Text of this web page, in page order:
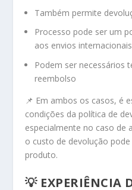
Também permite
Processo pode ser um
aos envios internacionais
Podem ser necessários
reembolso
📌 Em ambos os casos, é
condições da política de
especialmente no caso de
o custo de devolução
produto.
💡 EXPERIÊNCIA